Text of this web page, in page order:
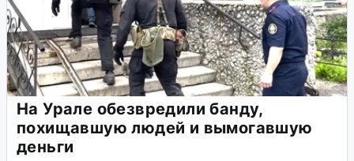
На Урале обезвредили банду,
похищавшую людей и вымогавшую
деньги